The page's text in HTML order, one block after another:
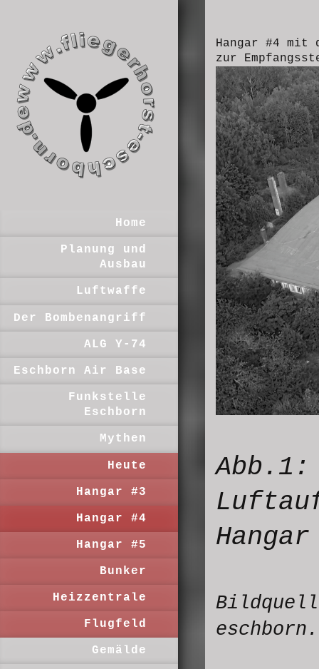
Home
Planung und
Ausbau
Luftwaffe
Der Bombenangriff
ALG Y-74
Eschborn Air Base
Funkstelle
Eschborn
Mythen
Heute
Hangar #3
Hangar #4
Hangar #5
Bunker
Heizzentrale
Flugfeld
Gemälde
Hangar #4 mit
zur
Abb.1: